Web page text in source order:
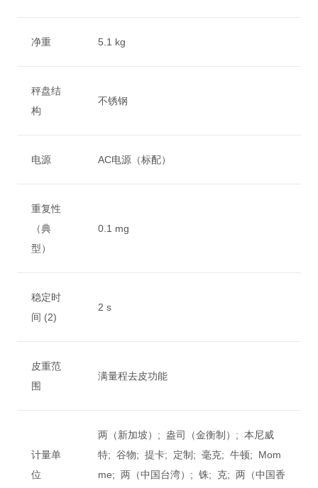
净重 5.1 kg
秤盘结
构
不锈钢
电源 AC电源（标配）
重复性
（典
型）
0.1 mg
稳定时
间 (2)
2 s
皮重范
围
满量程去皮功能
计量单
位
两（新加坡）; 盎司（金衡制）; 本尼威
特; 谷物; 提卡; 定制; 毫克; 牛顿; Mom
me; 两（中国台湾）; 铢; 克; 两（中国香